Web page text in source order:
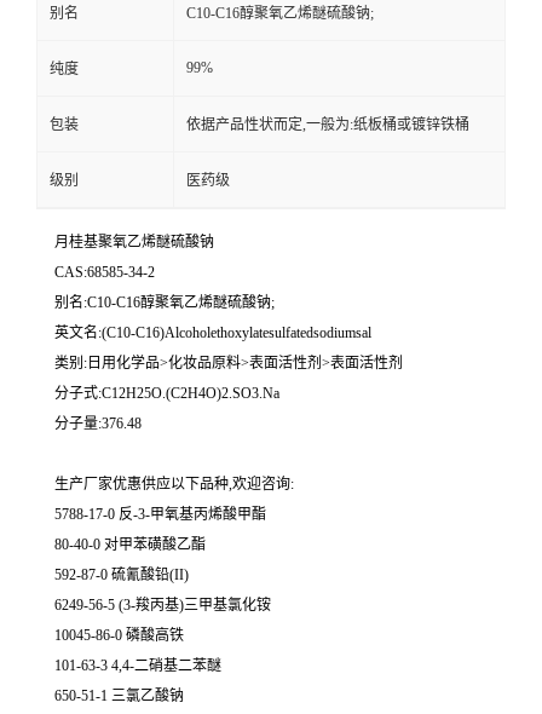
别名 C10-C16醇聚氧乙烯醚硫酸钠;
纯度 99%
包装 依据产品性状而定,一般为:纸板桶或镀锌铁桶
级别 医药级
月桂基聚氧乙烯醚硫酸钠
CAS:68585-34-2
别名:C10-C16醇聚氧乙烯醚硫酸钠;
英文名:(C10-C16)Alcoholethoxylatesulfatedsodiumsal
类别:日用化学品>化妆品原料>表面活性剂>表面活性剂
分子式:C12H25O.(C2H4O)2.SO3.Na
分子量:376.48
生产厂家优惠供应以下品种,欢迎咨询:
5788-17-0 反-3-甲氧基丙烯酸甲酯
80-40-0 对甲苯磺酸乙酯
592-87-0 硫氰酸铅(II)
6249-56-5 (3-羧丙基)三甲基氯化铵
10045-86-0 磷酸高铁
101-63-3 4,4-二硝基二苯醚
650-51-1 三氯乙酸钠